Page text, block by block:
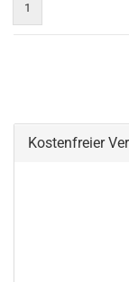
1
Kostenfreier